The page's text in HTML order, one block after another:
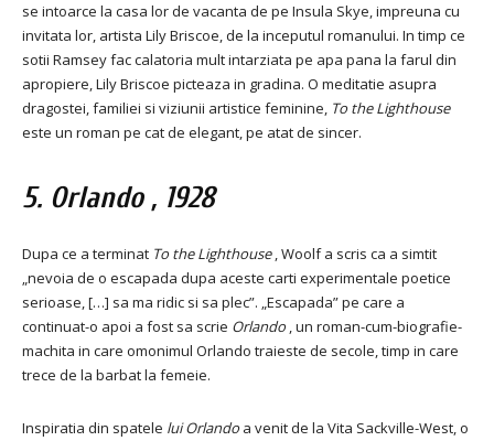
se intoarce la casa lor de vacanta de pe Insula Skye, impreuna cu
invitata lor, artista Lily Briscoe, de la inceputul romanului. In timp ce
sotii Ramsey fac calatoria mult intarziata pe apa pana la farul din
apropiere, Lily Briscoe picteaza in gradina. O meditatie asupra
dragostei, familiei si viziunii artistice feminine, To the Lighthouse
este un roman pe cat de elegant, pe atat de sincer.
5. Orlando, 1928
Dupa ce a terminat To the Lighthouse, Woolf a scris ca a simtit
„nevoia de o escapada dupa aceste carti experimentale poetice
serioase, […] sa ma ridic si sa plec”. „Escapada” pe care a
continuat-o apoi a fost sa scrie Orlando, un roman-cum-biografie-
machita in care omonimul Orlando traieste de secole, timp in care
trece de la barbat la femeie.
Inspiratia din spatele lui Orlandoa venit de la Vita Sackville-West, o